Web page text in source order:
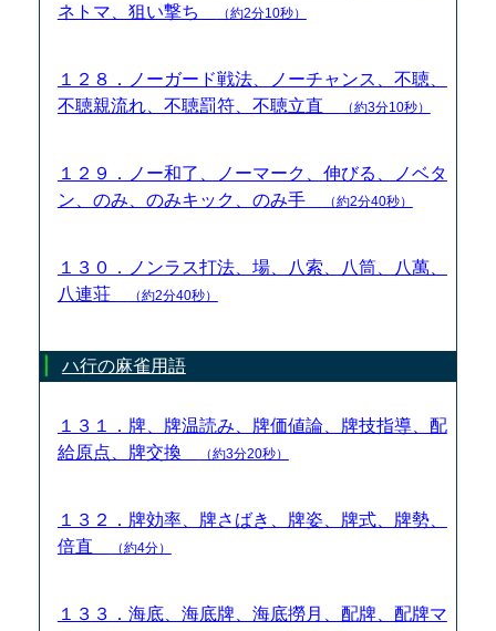
ネトマ、狙い撃ち
（約2分10秒）
１２８．ノーガード戦法、ノーチャンス、不聴、
不聴親流れ、不聴罰符、不聴立直
（約3分10秒）
１２９．ノー和了、ノーマーク、伸びる、ノベタ
ン、のみ、のみキック、のみ手
（約2分40秒）
１３０．ノンラス打法、場、八索、八筒、八萬、
八連荘
（約2分40秒）
ハ行の麻雀用語
１３１．牌、牌温読み、牌価値論、牌技指導、配
給原点、牌交換
（約3分20秒）
１３２．牌効率、牌さばき、牌姿、牌式、牌勢、
倍直
（約4分）
１３３．海底、海底牌、海底撈月、配牌、配牌マ